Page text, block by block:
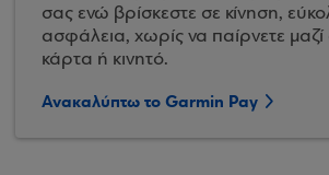
σας ενώ βρίσκεστε σε κίνηση,
ασφάλεια, χωρίς να παίρνετε
κάρτα ή κινητό.
Ανακαλύπτω το Garmin Pay